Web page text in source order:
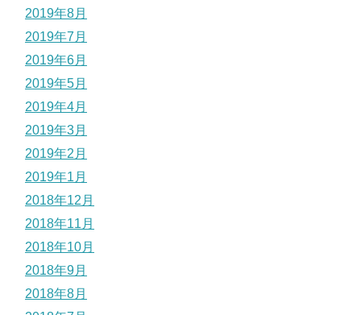
2019年8月
2019年7月
2019年6月
2019年5月
2019年4月
2019年3月
2019年2月
2019年1月
2018年12月
2018年11月
2018年10月
2018年9月
2018年8月